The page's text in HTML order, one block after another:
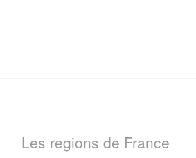
Les regions de France